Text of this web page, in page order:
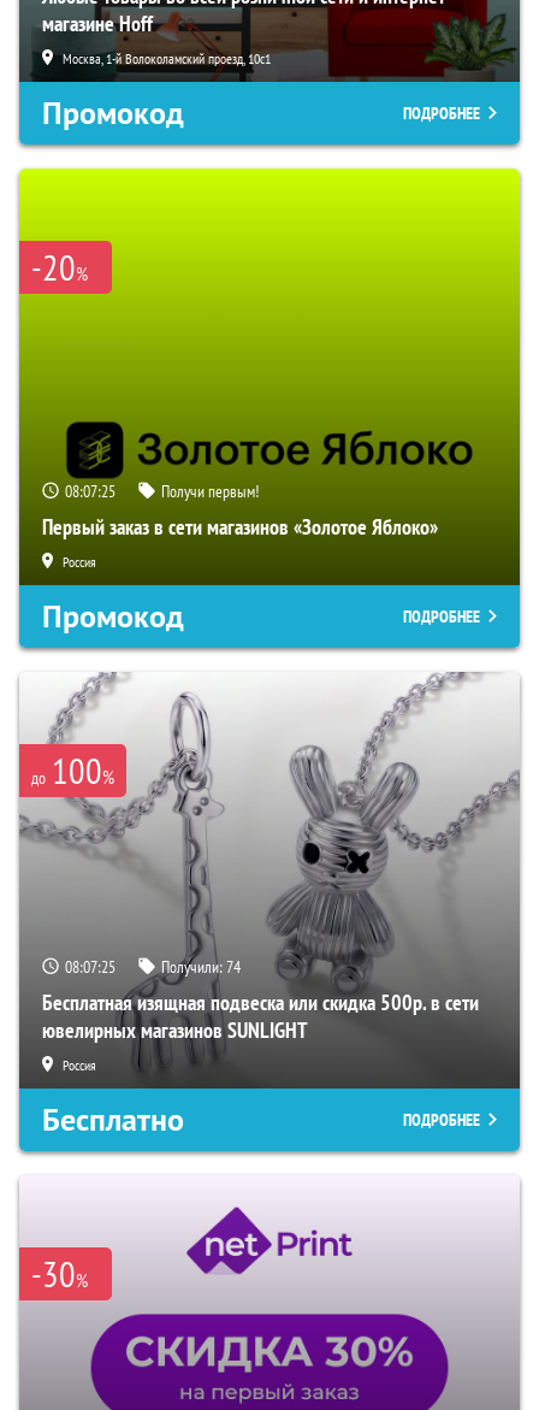
магазине Hoff
Москва, 1-й Волоколамский проезд, 10с1
Промокод ПОДРОБНЕЕ
-20%
08:07:24 Получи первым!
Первый заказ в сети магазинов «Золотое Яблоко»
Россия
Промокод ПОДРОБНЕЕ
до 100%
08:07:24 Получили:74
Бесплатная изящная подвеска или скидка 500р. в сети
ювелирных магазинов SUNLIGHT
Россия
Бесплатно ПОДРОБНЕЕ
-30%